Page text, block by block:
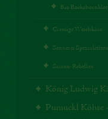
Bio Bockshornklee
Cremige Weichkäse
Sennerei Spezialitäten
Saison-Rebellen
König Ludwig
Pumuckl Köhse